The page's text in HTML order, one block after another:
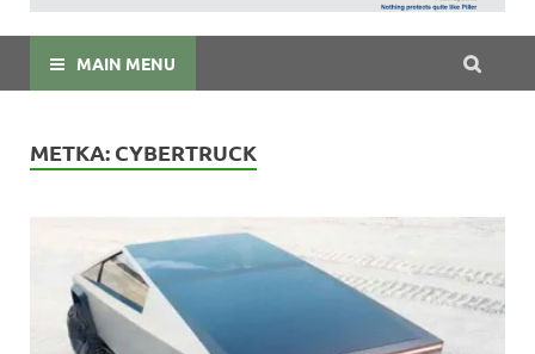
MAIN MENU
МЕТКА: CYBERTRUCK